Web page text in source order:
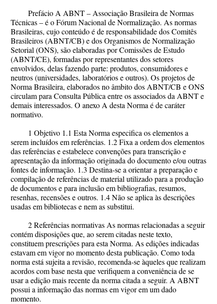
Prefácio A ABNT – Associação Brasileira de Normas
Técnicas – é o Fórum Nacional de Normalização. As normas
Brasileiras, cujo conteúdo é de responsabilidade dos Comitês
Brasileiros (ABNT/CB) e dos Organismos de Normalização
Setorial (ONS), são elaboradas por Comissões de Estudo
(ABNT/CE), formadas por representantes dos setores
envolvidos, delas fazendo parte: produtos, consumidores e
neutros (universidades, laboratórios e outros). Os projetos de
Norma Brasileira, elaborados no âmbito dos ABNT/CB e ONS
circulam para Consulta Pública entre os associados da ABNT e
demais interessados. O anexo A desta Norma é de caráter
normativo.
1 Objetivo 1.1 Esta Norma especifica os elementos a
serem incluídos em referências. 1.2 Fixa a ordem dos elementos
das referências e estabelece convenções para transcrição e
apresentação da informação originada do documento e/ou outras
fontes de informação. 1.3 Destina-se a orientar a preparação e
compilação de referências de material utilizado para a produção
de documentos e para inclusão em bibliografias, resumos,
resenhas, recensões e outros. 1.4 Não se aplica às descrições
usadas em bibliotecas e nem as substitui.
2 Referências normativas As normas relacionadas a seguir
contém disposições que, ao serem citadas neste texto,
constituem prescrições para esta Norma. As edições indicadas
estavam em vigor no momento desta publicação. Como toda
norma está sujeita a revisão, recomenda-se àqueles que realizam
acordos com base nesta que verifiquem a conveniência de se
usar a edição mais recente da norma citada a seguir. A ABNT
possui a informação das normas em vigor em um dado
momento.